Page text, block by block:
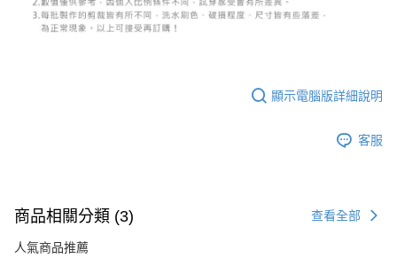
顯示電腦版詳細說明
客服
商品相關分類 (3) 查看全部
人氣商品推薦